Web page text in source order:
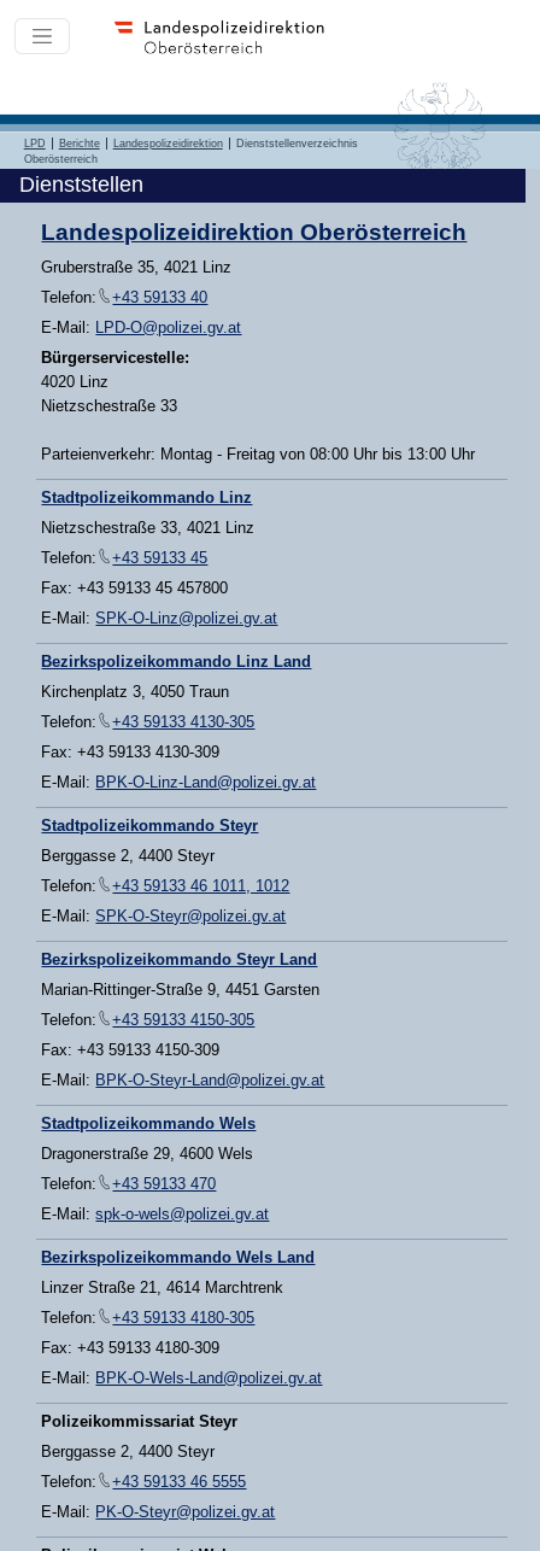
LPD Berichte Landespolizeidirektion
Dienststellenverzeichnis
Oberösterreich
Dienststellen
Landespolizeidirektion Oberösterreich
Gruberstraße 35, 4021 Linz
Telefon:
+43 59133 40
E-Mail: LPD-O@polizei.gv.at
Bürgerservicestelle:
4020 Linz
Nietzschestraße 33
Parteienverkehr: Montag - Freitag von 08:00 Uhr bis 13:00 Uhr
Stadtpolizeikommando Linz
Nietzschestraße 33, 4021 Linz
Telefon:
+43 59133 45
Fax: +43 59133 45 457800
E-Mail:SPK-O-Linz@polizei.gv.at
Bezirkspolizeikommando Linz Land
Kirchenplatz 3, 4050 Traun
Telefon:
+43 59133 4130-305
Fax: +43 59133 4130-309
E-Mail: BPK-O-Linz-Land@polizei.gv.at
Stadtpolizeikommando Steyr
Berggasse 2, 4400 Steyr
Telefon:
+43 59133 46 1011, 1012
E-Mail:SPK-O-Steyr@polizei.gv.at
Bezirkspolizeikommando Steyr Land
Marian-Rittinger-Straße 9, 4451 Garsten
Telefon:
+43 59133 4150-305
Fax: +43 59133 4150-309
E-Mail: BPK-O-Steyr-Land@polizei.gv.at
Stadtpolizeikommando Wels
Dragonerstraße 29, 4600 Wels
Telefon:
+43 59133 470
E-Mail:spk-o-wels@polizei.gv.at
Bezirkspolizeikommando Wels Land
Linzer Straße 21, 4614 Marchtrenk
Telefon:
+43 59133 4180-305
Fax: +43 59133 4180-309
E-Mail: BPK-O-Wels-Land@polizei.gv.at
Polizeikommissariat Steyr
Berggasse 2, 4400 Steyr
Telefon:
+43 59133 46 5555
E-Mail: PK-O-Steyr@polizei.gv.at